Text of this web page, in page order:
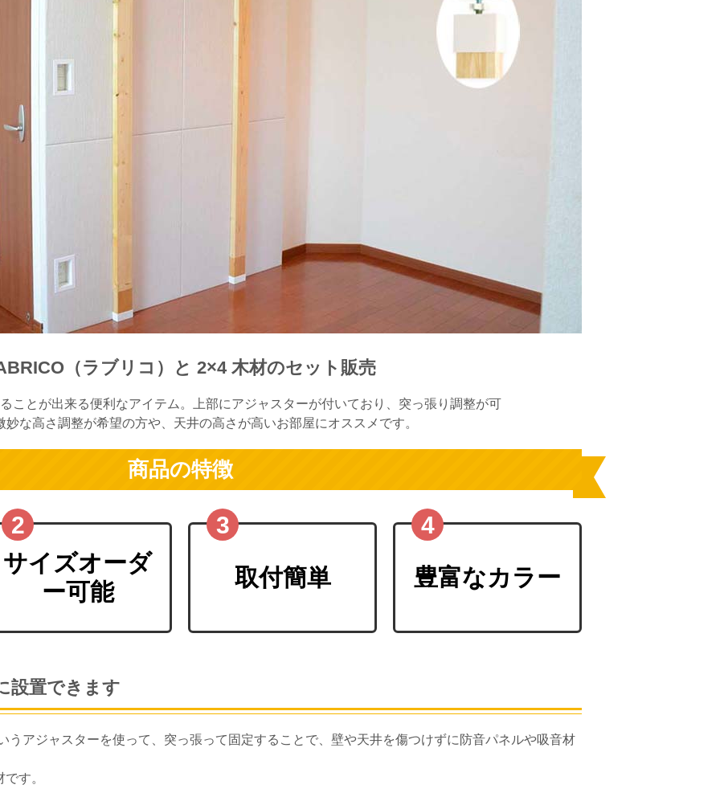
（ラブリコ）と 2×4 木材のセット販売
ことが出来る便利なアイテム。上部にアジャスターが付いており、突っ張り調整が可
妙な高さ調整が希望の方や、天井の高さが高いお部屋にオススメです。
商品の特徴
サイズオーダ
ー可能
取付簡単 豊富なカラー
設置できます
うアジャスターを使って、突っ張って固定することで、壁や天井を傷つけずに防音パネルや吸音材
す。